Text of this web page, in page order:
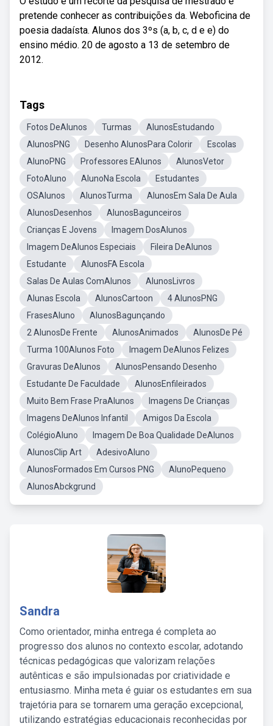
pretende conhecer as contribuições da. Weboficina de
poesia dadaísta. Alunos dos 3ºs (a, b, c, d e e) do
ensino médio. 20 de agosto a 13 de setembro de
2012.
Tags
Fotos DeAlunos Turmas
AlunosEstudando
AlunosPNG
Desenho AlunosPara Colorir
Escolas
AlunoPNG
Professores EAlunos
AlunosVetor
FotoAluno
AlunoNa Escola
Estudantes
OSAlunos
AlunosTurma
AlunosEm Sala De Aula
AlunosDesenhos
AlunosBagunceiros
Crianças E Jovens
Imagem DosAlunos
Imagem DeAlunos Especiais
Fileira DeAlunos
Estudante
AlunosFA Escola
Salas De Aulas ComAlunos
AlunosLivros
Alunas Escola
AlunosCartoon
4 AlunosPNG
FrasesAluno
AlunosBagunçando
2 AlunosDe Frente
AlunosAnimados
AlunosDe Pé
Turma 100Alunos Foto
Imagem DeAlunos Felizes
Gravuras DeAlunos
AlunosPensando Desenho
Estudante De Faculdade
AlunosEnfileirados
Muito Bem Frase PraAlunos
Imagens De Crianças
Imagens DeAlunos Infantil
Amigos Da Escola
ColégioAluno
Imagem De Boa Qualidade DeAlunos
AlunosClip Art
AdesivoAluno
AlunosFormados Em Cursos PNG
AlunoPequeno
AlunosAbckgrund
Sandra
Como orientador, minha entrega é completa ao
progresso dos alunos no contexto escolar, adotando
técnicas pedagógicas que valorizam relações
autênticas e são impulsionadas por criatividade e
entusiasmo. Minha meta é guiar os estudantes em sua
trajetória para se tornarem uma geração excepcional,
utilizando estratégias educacionais reconhecidas por